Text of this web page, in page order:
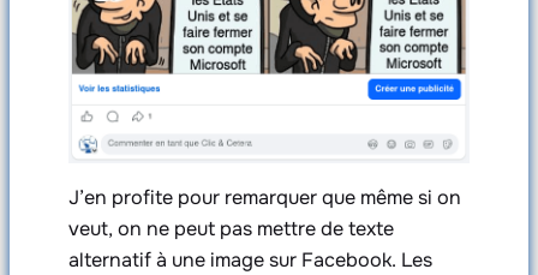
J’en profite pour remarquer que même si on
veut, on ne peut pas mettre de texte
alternatif à une image sur Facebook. Les